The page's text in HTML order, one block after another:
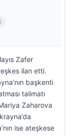
Zafer
ilan etti.
başkenti
talimatı
Zaharova
ise ateşkese